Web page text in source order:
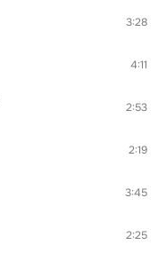
3:28
4:11
2:53
2:19
3:45
2:25